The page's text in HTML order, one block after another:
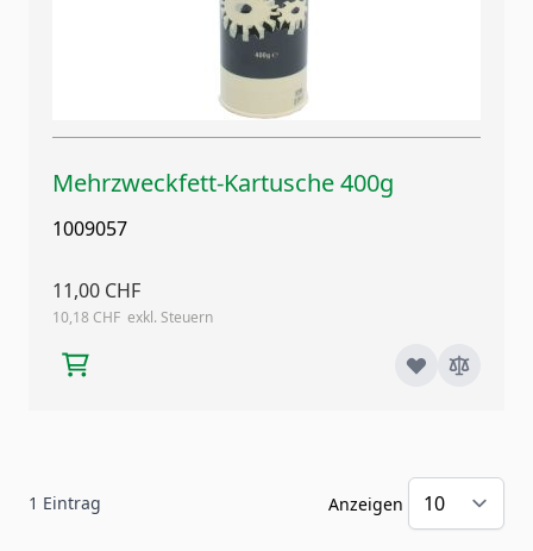
Mehrzweckfett-Kartusche 400g
1009057
11,00 CHF
10,18 CHF
1 Eintrag Anzeigen